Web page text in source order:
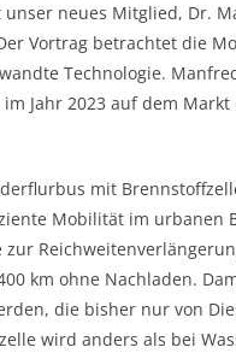
unser neues Mitglied, Dr.
Vortrag betrachtet die
Technologie.
Jahr 2023 auf dem
mit
Mobilität im urbanen
km ohne Nachladen.
die bisher nur von
wird anders als bei